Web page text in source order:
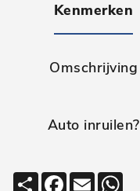
Kenmerken
Omschrijving
Auto inruilen?
DeelFacebook
Email